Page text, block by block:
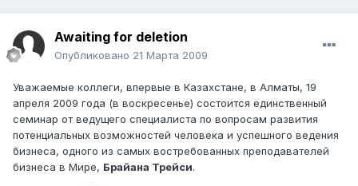
Awaiting for deletion
Опубликовано 21 Марта 2009
Уважаемые коллеги, впервые в Казахстане, в Алматы, 19
апреля 2009 года (в воскресенье) состоится единственный
семинар от ведущего специалиста по вопросам развития
потенциальных возможностей человека и успешного ведения
бизнеса, одного из самых востребованных преподавателей
бизнеса в Мире, Брайана Трейси.